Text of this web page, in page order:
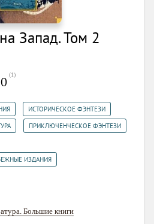
Запад. Том 2
(1)
ИСТОРИЧЕСКОЕ ФЭНТЕЗИ
ПРИКЛЮЧЕНЧЕСКОЕ ФЭНТЕЗИ
ИЗДАНИЯ
Большие книги